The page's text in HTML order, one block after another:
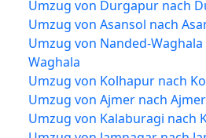
Umzug von Durgapur nach
Umzug von Asansol nach
Umzug von Nanded-
Waghala
Umzug von Kolhapur nach
Umzug von Ajmer nach Ajmer
Umzug von Kalaburagi nach